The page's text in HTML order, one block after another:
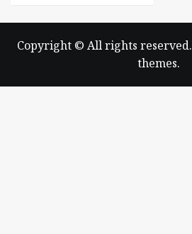
Copyright © All rights reserved.
themes.